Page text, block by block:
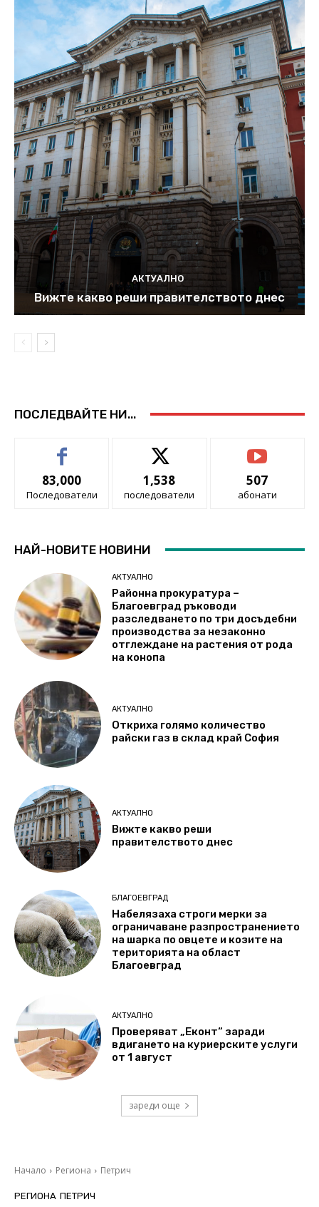
АКТУАЛНО
Вижте какво реши правителството днес
ПОСЛЕДВАЙТЕ НИ...
83,000
Последователи
1,538
последователи
507
абонати
НАЙ-НОВИТЕ НОВИНИ
АКТУАЛНО
Районна прокуратура –
Благоевград ръководи
разследването по три досъдебни
производства за незаконно
отглеждане на растения от рода
на конопа
АКТУАЛНО
Откриха голямо количество
райски газ в склад край София
АКТУАЛНО
Вижте какво реши
правителството днес
БЛАГОЕВГРАД
Набелязаха строги мерки за
ограничаване разпространението
на шарка по овцете и козите на
територията на област
Благоевград
АКТУАЛНО
Проверяват „Еконт“ заради
вдигането на куриерските услуги
от 1 август
зареди още